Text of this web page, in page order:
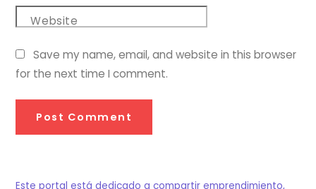
Website
Save my name, email, and website in this browser
for the next time I comment.
Este portal está dedicado a compartir emprendimiento,